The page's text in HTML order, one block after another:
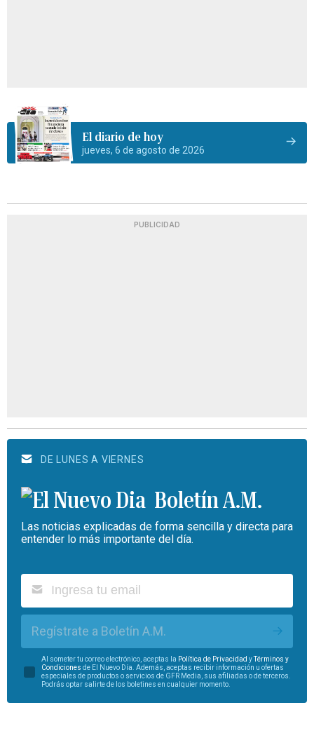
El diario de hoy
jueves, 6 de agosto de 2026
PUBLICIDAD
DE LUNES A VIERNES
Boletín A.M.
Las noticias explicadas de forma sencilla y directa para
entender lo más importante del día.
Regístrate a Boletín A.M.
Al someter tu correo electrónico, aceptas la Política de Privacidad yTérminos y
Condiciones de El Nuevo Día. Además, aceptas recibir información u ofertas
especiales de productos o servicios de GFR Media, sus afiliadas o de terceros.
Podrás optar salirte de los boletines en cualquier momento.